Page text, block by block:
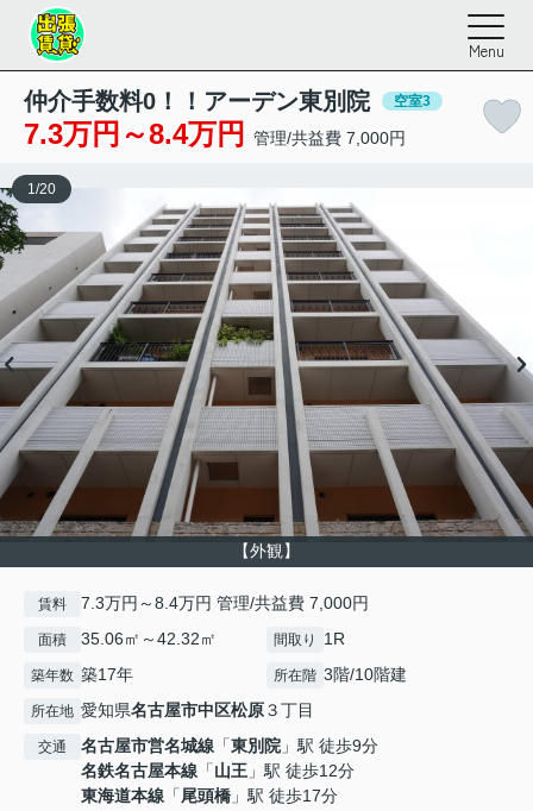
Menu
仲介手数料0！！アーデン東別院 空室3
7.3万円～8.4万円 管理/共益費 7,000円
【外観】
1 /20
賃料 7.3万円～8.4万円 管理/共益費 7,000円
面積 35.06㎡～42.32㎡ 間取り 1R
築年数 築17年 所在階 3階/10階建
所在地 愛知県名古屋市中区松原３丁目
交通 名古屋市営名城線 「東別院 」駅 徒歩9分
名鉄名古屋本線 「山王 」駅 徒歩12分
東海道本線 「尾頭橋 」駅 徒歩17分